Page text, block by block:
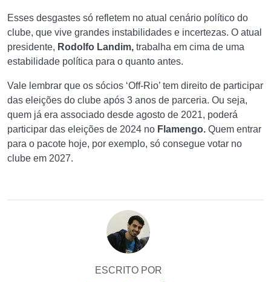
Esses desgastes só refletem no atual cenário político do
clube, que vive grandes instabilidades e incertezas. O atual
presidente, Rodolfo Landim, trabalha em cima de uma
estabilidade política para o quanto antes.
Vale lembrar que os sócios ‘Off-Rio’ tem direito de participar
das eleições do clube após 3 anos de parceria. Ou seja,
quem já era associado desde agosto de 2021, poderá
participar das eleições de 2024 no Flamengo. Quem entrar
para o pacote hoje, por exemplo, só consegue votar no
clube em 2027.
ESCRITO POR